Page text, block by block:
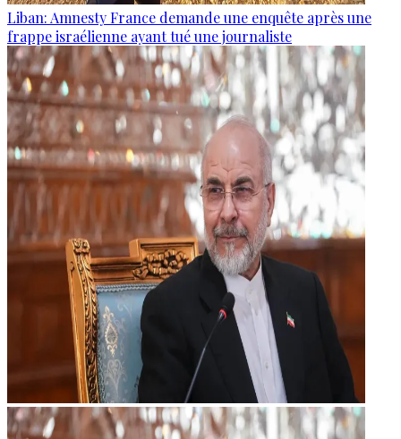
Liban: Amnesty France demande une enquête après une
frappe israélienne ayant tué une journaliste